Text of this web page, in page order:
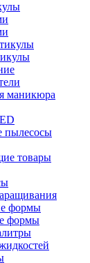
маникюра
товары
формы
формы